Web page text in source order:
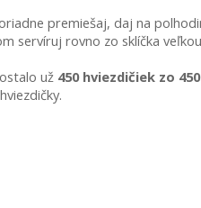
premiešaj, daj na
servíruj rovno zo sklíčka
už 450 hviezdičiek zo